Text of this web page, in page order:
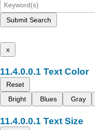
Submit Search
x
Text Color
Reset
Bright
Blues Gray
Text Size